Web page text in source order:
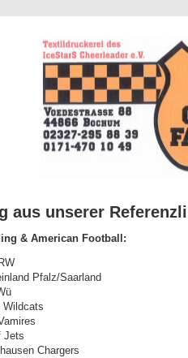
aus unserer
& American Football:
Pfalz/Saarland
Wildcats
Jets
Chargers